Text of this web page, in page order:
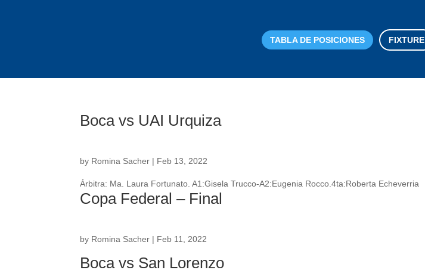
TABLA DE POSICIONES FIXTURE
Boca vs UAI Urquiza
by Romina Sacher | Feb 13, 2022
Árbitra: Ma. Laura Fortunato. A1:Gisela Trucco-A2:Eugenia Rocco.4ta:Roberta Echeverria
Copa Federal – Final
by Romina Sacher | Feb 11, 2022
Boca vs San Lorenzo